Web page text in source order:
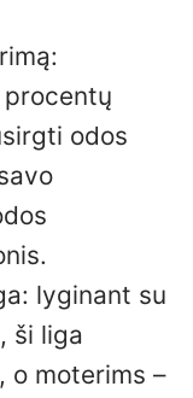
odos
lyginant su
ši liga
o moterims –